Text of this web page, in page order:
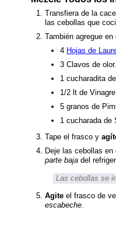
Transfiera de la
las cebollas que
También agregue en
4 Hojas de
3 Clavos de olor.
1 cucharadita
1/2 lt de
5 granos de
1 cucharada de
Tape el frasco y
Deje las cebollas en
parte baja del
Las cebollas se
Agite el frasco de
escabeche.